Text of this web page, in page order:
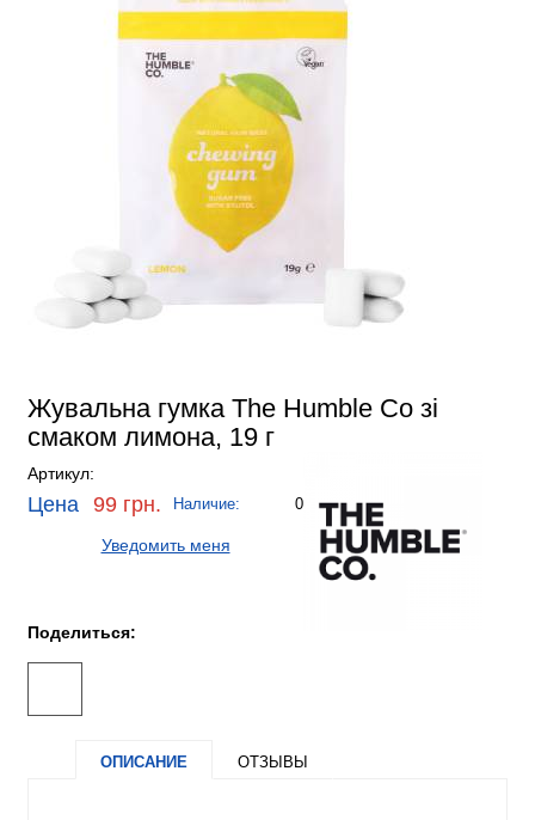
Жувальна гумка The Humble Co зі
смаком лимона, 19 г
Артикул:
Цена 99 грн. Наличие: 0
Уведомить меня
Поделиться:
ОПИСАНИЕ ОТЗЫВЫ